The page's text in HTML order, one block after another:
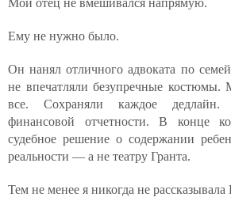
Мой отец не вмешивался напрямую.
Ему не нужно было.
Он нанял отличного адвоката по
не впечатляли безупречные костюмы.
все. Сохраняли каждое дедлайн.
финансовой отчетности. В конце
судебное решение о содержании
реальности — а не театру Гранта.
Тем не менее я никогда не рассказывала